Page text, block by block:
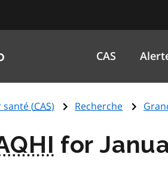
CAS
santé (CAS) Recherche
for